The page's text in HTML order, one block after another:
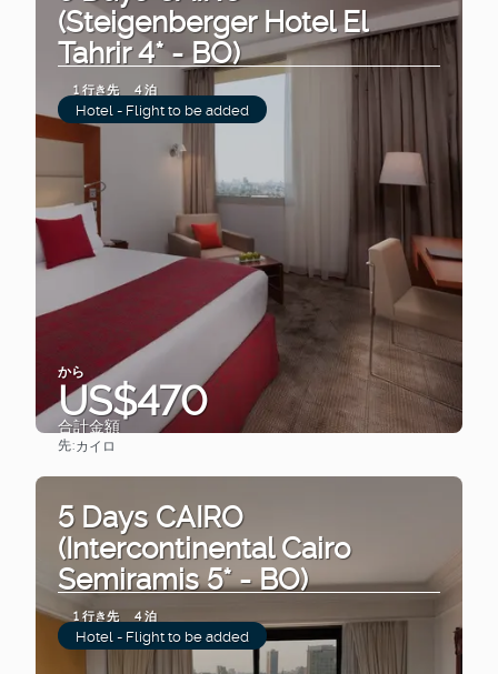
(Steigenberger Hotel El
Tahrir 4* - BO)
1 行き先 4 泊
Hotel - Flight to be added
から
US$470
合計金額
先:カイロ
5 Days CAIRO
(Intercontinental Cairo
Semiramis 5* - BO)
1 行き先 4 泊
Hotel - Flight to be added